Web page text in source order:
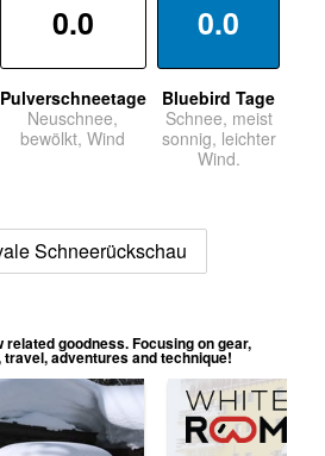
0.0
Pulverschneetage
Neuschnee,
bewölkt, Wind
0.0
Bluebird Tage
Schnee, meist
sonnig, leichter
Wind.
Schneerückschau